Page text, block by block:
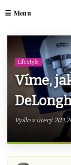
Lifestyle
Víme,
Vyšlo v úterý